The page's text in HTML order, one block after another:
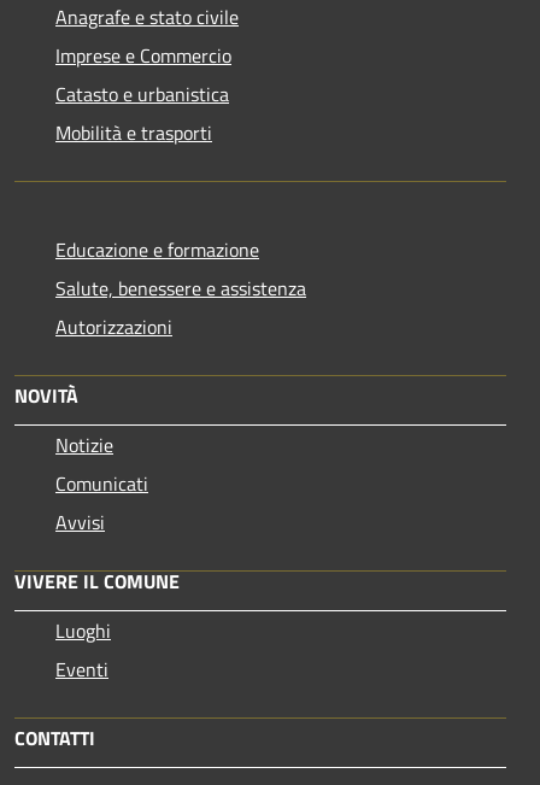
Anagrafe e stato civile
Imprese e Commercio
Catasto e urbanistica
Mobilità e trasporti
Educazione e formazione
Salute, benessere e assistenza
Autorizzazioni
NOVITÀ
Notizie
Comunicati
Avvisi
VIVERE IL COMUNE
Luoghi
Eventi
CONTATTI